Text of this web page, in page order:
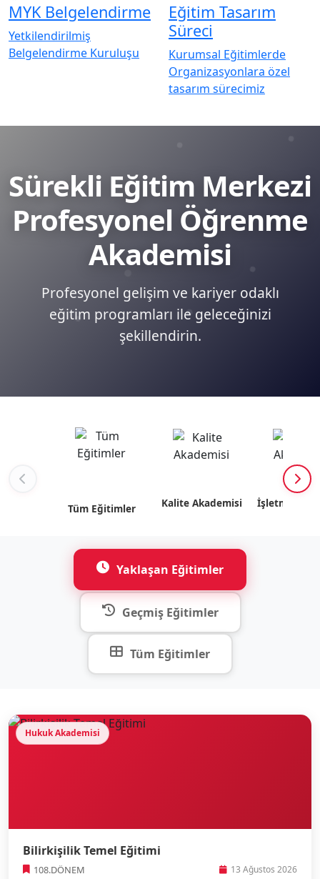
MYK Belgelendirme
Yetkilendirilmiş
Belgelendirme Kuruluşu
Eğitim Tasarım
Süreci
Kurumsal Eğitimlerde
Organizasyonlara özel
tasarım sürecimiz
Sürekli Eğitim Merkezi
Profesyonel Öğrenme
Akademisi
Profesyonel gelişim ve kariyer odaklı
eğitim programları ile geleceğinizi
şekillendirin.
Tüm Eğitimler Kalite Akademisi İşletme
Yaklaşan Eğitimler
Geçmiş Eğitimler
Tüm Eğitimler
Hukuk Akademisi
Bilirkişilik Temel Eğitimi
108.DÖNEM 13 Ağustos 2026